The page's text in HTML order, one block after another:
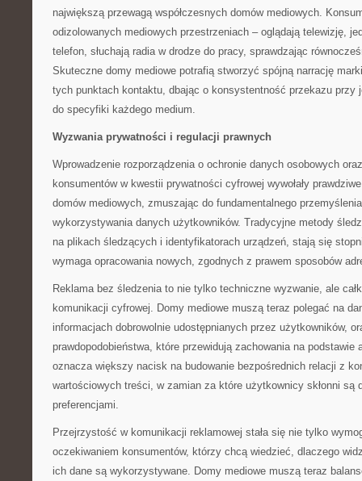
największą przewagą współczesnych domów mediowych.
odizolowanych mediowych przestrzeniach – oglądają telewizję,
telefon, słuchają radia w drodze do pracy, sprawdzając
Skuteczne domy mediowe potrafią stworzyć spójną narrację
tych punktach kontaktu, dbając o konsystentność przekazu przy
do specyfiki każdego medium.
Wyzwania prywatności i regulacji prawnych
Wprowadzenie rozporządzenia o ochronie danych osobowych
konsumentów w kwestii prywatności cyfrowej wywołały
domów mediowych, zmuszając do fundamentalnego
wykorzystywania danych użytkowników. Tradycyjne metody
na plikach śledzących i identyfikatorach urządzeń, stają się
wymaga opracowania nowych, zgodnych z prawem sposobów
Reklama bez śledzenia to nie tylko techniczne wyzwanie, ale
komunikacji cyfrowej. Domy mediowe muszą teraz polegać na
informacjach dobrowolnie udostępnianych przez użytkowników,
prawdopodobieństwa, które przewidują zachowania na podstawie
oznacza większy nacisk na budowanie bezpośrednich relacji z
wartościowych treści, w zamian za które użytkownicy skłonni są
preferencjami.
Przejrzystość w komunikacji reklamowej stała się nie tylko
oczekiwaniem konsumentów, którzy chcą wiedzieć, dlaczego
ich dane są wykorzystywane. Domy mediowe muszą teraz